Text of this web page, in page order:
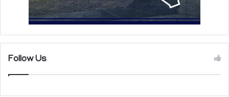
Follow Us